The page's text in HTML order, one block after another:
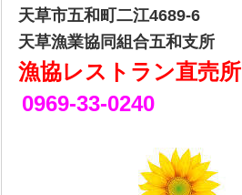
天草市五和町二江4689-6
天草漁業協同組合五和支所
漁協レストラン直売所
0969-33-0240